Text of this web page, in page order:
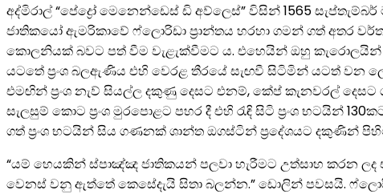
අද්මිරාල් “පේද්‍රෝ මෙනෙන්ඩෙස් ඩි අව්ලෙස්” විසින් 1565
ජාතිකයෝ ඇමරිකාවේ ෆ්ලොරිඩා ප්‍රාන්තය හරහා ගමන් ගත් අතර
කොලනියක් බවට පත් වීම වැළැක්වීමට ය. එහෙයින් ඔහු කැරොලයින්
යටතේ ප්‍රංශ බලඇණිය එහි වෙරළ තීරයේ සැඟවී සිටිමින් යටත් වන
එමඟින් ප්‍රංශ නැව් සියල්ල දකුණු දෙසට එනම්, කේප් කැනවරල්
සැලසුම් කොට ප්‍රංශ මුරපොළට පහර දී එහි රැඳි සිටි ප්‍රංශ
ගත් ප්‍රංශ භටයින් සිය ගණනක් ශාන්ත ඔගස්ටින් ප්‍රදේශයට දකුණින්
“යම් හෙයකින් ස්පාඤ්ඤ ජාතිකයන් පලවා හැරීමට උත්සාහ කරන
වෙනස් වනු ඇත්තේ කෙසේදැයි සිතා බලන්න.” ඩොලින් පවසයි.